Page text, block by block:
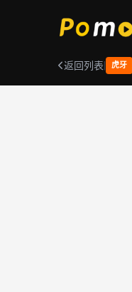
返回列表 虎牙